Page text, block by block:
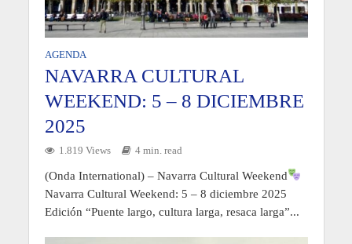
AGENDA
NAVARRA CULTURAL
WEEKEND: 5 – 8 DICIEMBRE
2025
1.819 Views 4 min. read
(Onda International) – Navarra Cultural Weekend
Navarra Cultural Weekend: 5 – 8 diciembre 2025
Edición “Puente largo, cultura larga, resaca larga”...